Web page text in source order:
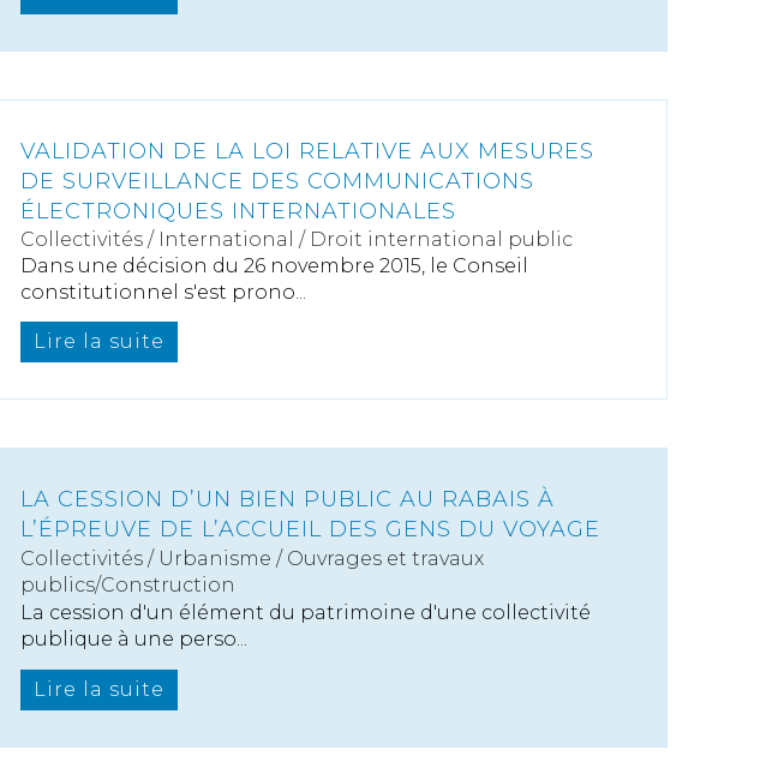
VALIDATION DE LA LOI RELATIVE AUX MESURES
DE SURVEILLANCE DES COMMUNICATIONS
ÉLECTRONIQUES INTERNATIONALES
Collectivités / International / Droit international public
Dans une décision du 26 novembre 2015, le Conseil
constitutionnel s'est prono...
Lire la suite
LA CESSION D’UN BIEN PUBLIC AU RABAIS À
L’ÉPREUVE DE L’ACCUEIL DES GENS DU VOYAGE
Collectivités / Urbanisme / Ouvrages et travaux
publics/Construction
La cession d'un élément du patrimoine d'une collectivité
publique à une perso...
Lire la suite